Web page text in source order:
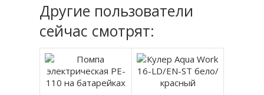
Другие пользователи
сейчас смотрят: